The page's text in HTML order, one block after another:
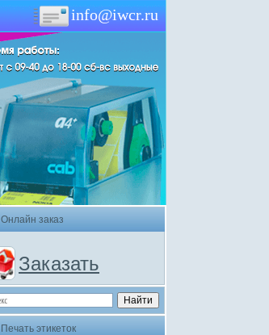
info@iwcr.ru
Онлайн заказ
Заказать
Печать этикеток